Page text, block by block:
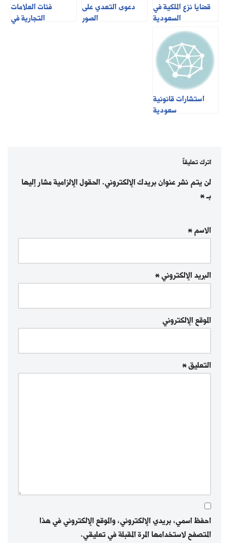
قضايا نزع الملكية في
السعودية
دعوى التعدي على
الصور
فئات العلامات
التجارية في
استشارات قانونية
سعودية
اترك تعليقاً
لن يتم نشر عنوان بريدك الإلكتروني.الحقول الإلزامية مشار إليها
بـ*
الاسم*
البريد الإلكتروني*
الموقع الإلكتروني
التعليق*
احفظ اسمي، بريدي الإلكتروني، والموقع الإلكتروني في هذا
المتصفح لاستخدامها المرة المقبلة في تعليقي.